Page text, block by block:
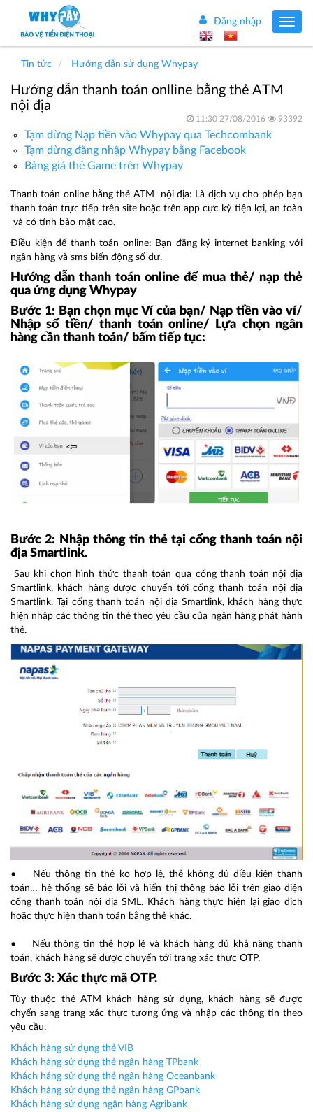
Toggle
Đăng nhập
Tin tức Hướng dẫn sử dụng Whypay
Hướng dẫn thanh toán onlline bằng thẻ ATM
nội địa
11:30 27/08/2016 93392
Tạm dừng Nạp tiền vào Whypay qua Techcombank
Tạm dừng đăng nhập Whypay bằng Facebook
Bảng giá thẻ Game trên Whypay
Thanh toán online bằng thẻ ATM nội địa: Là dịch vụ cho phép bạn
thanh toán trực tiếp trên site hoặc trên app cực kỳ tiện lợi, an toàn
và có tính bảo mật cao.
Điều kiện để thanh toán online: Bạn đăng ký internet banking với
ngân hàng và sms biến động số dư.
Hướng dẫn thanh toán online để mua thẻ/ nạp thẻ
qua ứng dụng Whypay
Bước 1: Bạn chọn mục Ví của bạn/ Nạp tiền vào ví/
Nhập số tiền/ thanh toán online/ Lựa chọn ngân
hàng cần thanh toán/ bấm tiếp tục:
Bước 2: Nhập thông tin thẻ tại cổng thanh toán nội
địa Smartlink.
Sau khi chọn hình thức thanh toán qua cổng thanh toán nội địa
Smartlink, khách hàng được chuyển tới cổng thanh toán nội địa
Smartlink. Tại cổng thanh toán nội địa Smartlink, khách hàng thực
hiện nhập các thông tin thẻ theo yêu cầu của ngân hàng phát hành
thẻ.
• Nếu thông tin thẻ ko hợp lệ, thẻ không đủ điều kiện thanh
toán… hệ thống sẽ báo lỗi và hiển thị thông báo lỗi trên giao diện
cổng thanh toán nội địa SML. Khách hàng thực hiện lại giao dịch
hoặc thực hiện thanh toán bằng thẻ khác.
• Nếu thông tin thẻ hợp lệ và khách hàng đủ khả năng thanh
toán, khách hàng sẽ được chuyển tới trang xác thực OTP.
Bước 3: Xác thực mã OTP.
Tùy thuộc thẻ ATM khách hàng sử dụng, khách hàng sẽ được
chyển sang trang xác thực tương ứng và nhập các thông tin theo
yêu cầu.
Khách hàng sử dụng thẻ VIB
Khách hàng sử dụng thẻ ngân hàng TPbank
Khách háng sử dụng thẻ ngân hàng Oceanbank
Khách hàng sử dụng thẻ ngân hàng GPbank
Khách hàng sử dụng ngân hàng Agribank